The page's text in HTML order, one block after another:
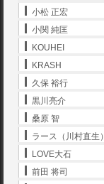
小松 正宏
小関 純匡
KOUHEI
KRASH
久保 裕行
黒川亮介
桑原 智
ラース（川村直生）
LOVE大石
前田 将司